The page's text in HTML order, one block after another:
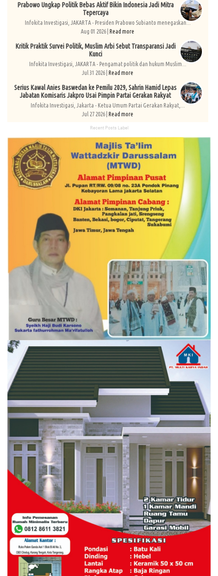
Prabowo Ungkap Politik Bebas Aktif Bikin Indonesia Jadi Mitra
Tepercaya
Infokita Investigasi, JAKARTA - Presiden Prabowo Subianto menegaskan...
Aug 01 2026 | Read more
Kritik Praktik Survei Politik, Muslim Arbi Sebut Transparansi Jadi
Kunci
Infokita Investigasi, JAKARTA - Pengamat politik dan hukum Muslim...
Jul 31 2026 | Read more
Serius Kawal Anies Baswedan ke Pemilu 2029, Sahrin Hamid Lepas
Jabatan Komisaris Jakpro Usai Pimpin Partai Gerakan Rakyat
Infokita Investigasi, Jakarta - Ketua Umum Partai Gerakan Rakyat,...
Jul 27 2026 | Read more
Recent Posts Label